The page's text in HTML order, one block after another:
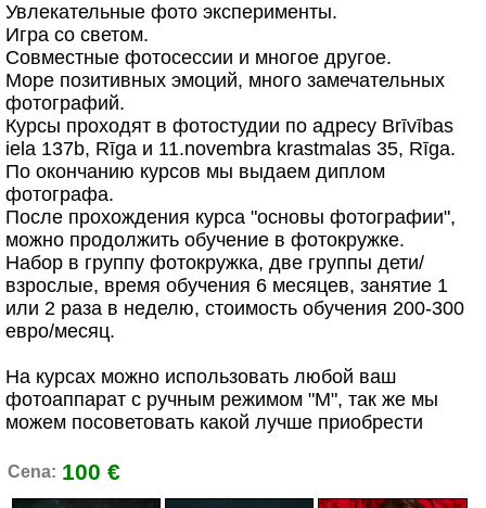
Увлекательные фото эксперименты.
Игра со светом.
Совместные фотосессии и многое другое.
Море позитивных эмоций, много замечательных
фотографий.
Курсы проходят в фотостудии по адресу Brīvības
iela 137b, Rīga и 11.novembra krastmalas 35, Rīga.
По окончанию курсов мы выдаем диплом
фотографа.
После прохождения курса "основы фотографии",
можно продолжить обучение в фотокружке.
Набор в группу фотокружка, две группы дети/
взрослые, время обучения 6 месяцев, занятие 1
или 2 раза в неделю, стоимость обучения 200-300
евро/месяц.
На курсах можно использовать любой ваш
фотоаппарат с ручным режимом "М", так же мы
можем посоветовать какой лучше приобрести
Cena: 100 €